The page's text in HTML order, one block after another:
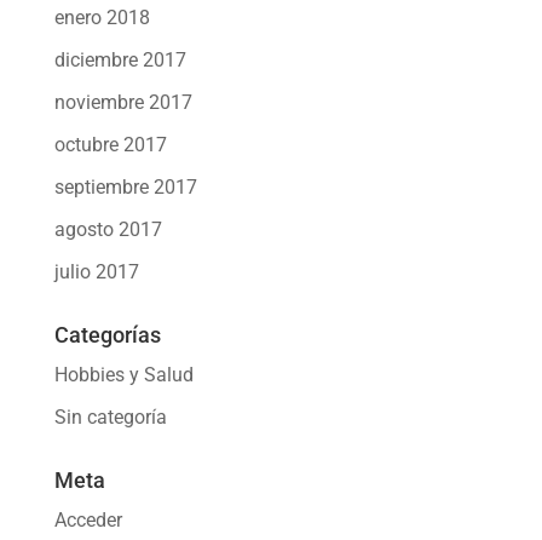
enero 2018
diciembre 2017
noviembre 2017
octubre 2017
septiembre 2017
agosto 2017
julio 2017
Categorías
Hobbies y Salud
Sin categoría
Meta
Acceder